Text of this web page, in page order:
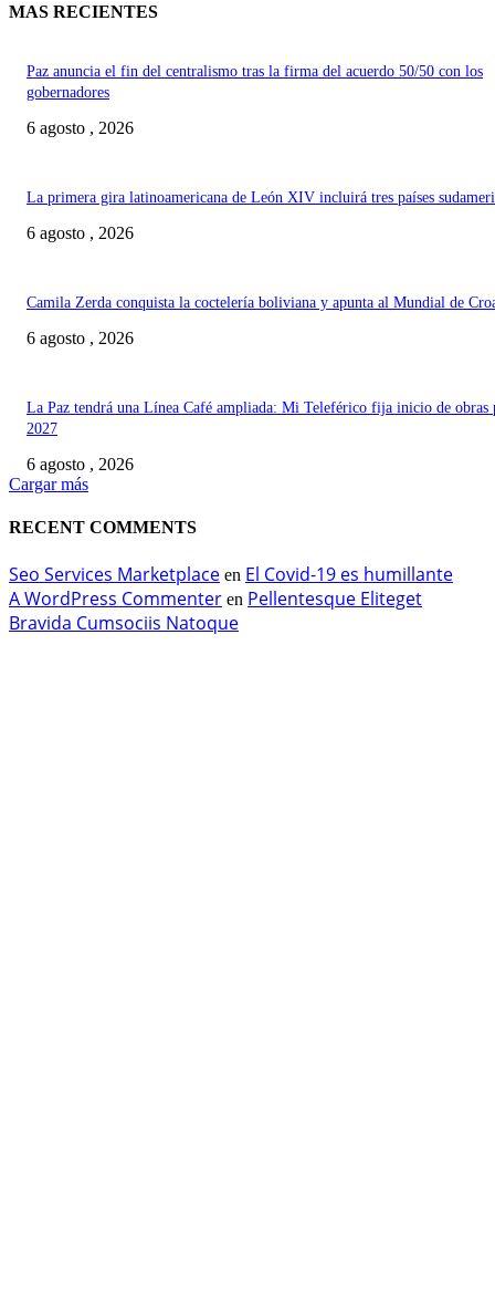
MAS RECIENTES
Paz anuncia el fin del centralismo tras la firma del acuerdo 50/50 con los
gobernadores
6 agosto , 2026
La primera gira latinoamericana de León XIV incluirá tres países
6 agosto , 2026
Camila Zerda conquista la coctelería boliviana y apunta al Mundial de
6 agosto , 2026
La Paz tendrá una Línea Café ampliada: Mi Teleférico fija inicio de obras
2027
6 agosto , 2026
Cargar más
RECENT COMMENTS
Seo Services Marketplace en El Covid-19 es humillante
A WordPress Commenter en Pellentesque Eliteget
Bravida Cumsociis Natoque